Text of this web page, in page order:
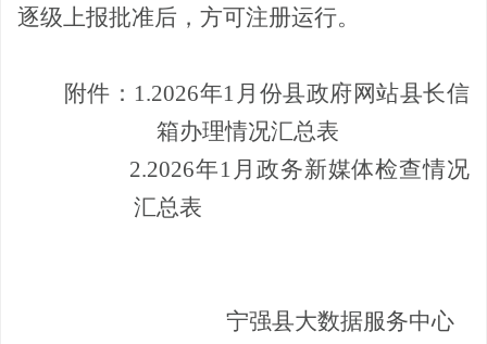
逐级上报批准后，方可注册运行。
附件： 1.2026年1 月份县政府网站县长信
箱办理情况汇总表
2.2026年1 月政务新媒体检查情况
汇总表
宁强县大数据服务中心